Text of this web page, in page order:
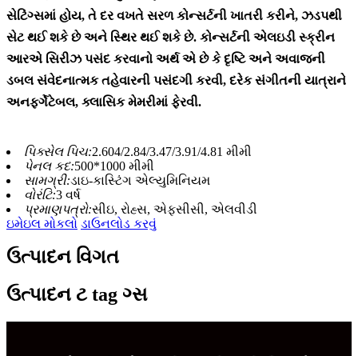
સેટિંગ્સમાં હોય, તે દર વખતે સરળ કોન્સર્ટની ખાતરી કરીને, ઝડપથી
સેટ થઈ શકે છે અને સ્થિર થઈ શકે છે. કોન્સર્ટની એલઇડી સ્ક્રીન
આરએ સિરીઝ પસંદ કરવાનો અર્થ એ છે કે દૃષ્ટિ અને અવાજની
ડબલ સંવેદનાત્મક તહેવારની પસંદગી કરવી, દરેક સંગીતની યાત્રાને
અનફર્ગેટેબલ, ક્લાસિક મેમરીમાં ફેરવી.
પિક્સેલ પિચ:2.604/2.84/3.47/3.91/4.81 મીમી
પેનલ કદ:500*1000 મીમી
સામગ્રી:ડાઇ-કાસ્ટિંગ એલ્યુમિનિયમ
વોરંટિ:3 વર્ષ
પ્રમાણપત્રો:સીઇ, રોહ્સ, એફસીસી, એલવીડી
ઇમેઇલ મોકલો ડાઉનલોડ કરવું
ઉત્પાદન વિગત
ઉત્પાદન ટ tag ગ્સ